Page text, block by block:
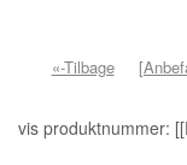
«-Tilbage
vis produktnummer: